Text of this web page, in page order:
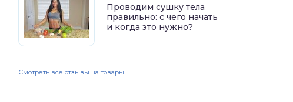
Проводим сушку тела
правильно: с чего начать
и когда это нужно?
Смотреть все отзывы на товары